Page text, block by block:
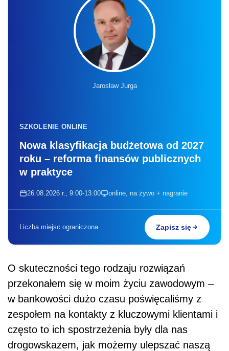
Jarosław Jurga
SZKOLENIE ONLINE
Nowa klasyfikacja budżetowa od 2027
roku – reforma finansów publicznych
w praktyce
26.08.2026 r., 9:00-13:00 online, na żywo + nagranie
Liczba miejsc ograniczona Zapisz się
O skuteczności tego rodzaju rozwiązań
przekonałem się w moim życiu zawodowym –
w bankowości dużo czasu poświęcaliśmy z
zespołem na kontakty z kluczowymi klientami i
często to ich spostrzeżenia były dla nas
drogowskazem, jak możemy ulepszać naszą